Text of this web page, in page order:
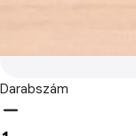
Darabszám